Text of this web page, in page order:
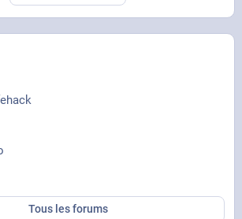
Tous les forums